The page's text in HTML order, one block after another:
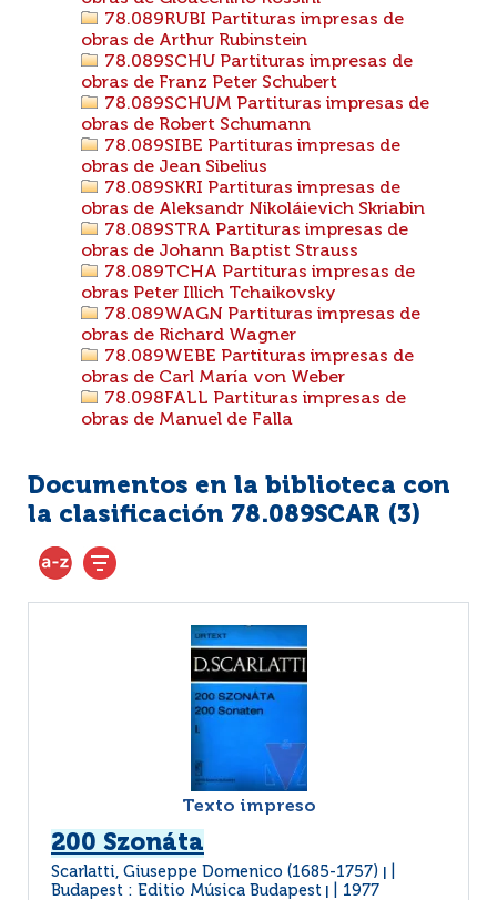
78.089RUBI Partituras impresas de
obras de Arthur Rubinstein
78.089SCHU Partituras impresas de
obras de Franz Peter Schubert
78.089SCHUM Partituras impresas de
obras de Robert Schumann
78.089SIBE Partituras impresas de
obras de Jean Sibelius
78.089SKRI Partituras impresas de
obras de Aleksandr Nikoláievich Skriabin
78.089STRA Partituras impresas de
obras de Johann Baptist Strauss
78.089TCHA Partituras impresas de
obras Peter Illich Tchaikovsky
78.089WAGN Partituras impresas de
obras de Richard Wagner
78.089WEBE Partituras impresas de
obras de Carl María von Weber
78.098FALL Partituras impresas de
obras de Manuel de Falla
Documentos en la biblioteca con
la clasificación 78.089SCAR (3)
Texto impreso
200 Szonáta
Scarlatti, Giuseppe Domenico (1685-1757)
Budapest : Editio Música Budapest 1977